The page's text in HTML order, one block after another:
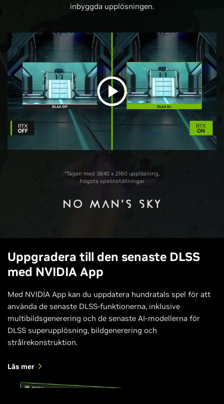
inbyggda upplösningen.
*Tagen med 3840 x 2160 upplösning,
högsta spelinställningar
Uppgradera till den senaste DLSS
med NVIDIA App
Med NVIDIA App kan du uppdatera hundratals spel för att
använda de senaste DLSS-funktionerna, inklusive
multibildsgenerering och de senaste AI-modellerna för
DLSS superupplösning, bildgenerering och
strålrekonstruktion.
Läs mer